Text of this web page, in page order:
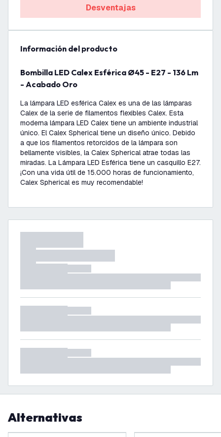
Desventajas
información del producto
Bombilla LED Calex Esférica Ø45 - E27 - 136 Lm
- Acabado Oro
La lámpara LED esférica Calex es una de las lámparas
Calex de la serie de filamentos flexibles Calex. Esta
moderna lámpara LED Calex tiene un ambiente industrial
único. El Calex Spherical tiene un diseño único. Debido
a que los filamentos retorcidos de la lámpara son
bellamente visibles, la Calex Spherical atrae todas las
miradas. La Lámpara LED Esférica tiene un casquillo E27.
¡Con una vida útil de 15.000 horas de funcionamiento,
Calex Spherical es muy recomendable!
Alternativas